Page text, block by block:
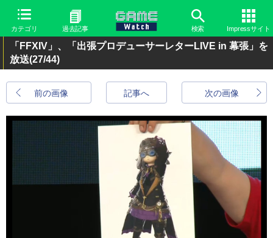
カテゴリ 過去記事 検索 Impressサイト
「FFXIV」、「出張プロデューサーレターLIVE in 幕張」を
放送(27/44)
前の画像 次の画像
記事へ